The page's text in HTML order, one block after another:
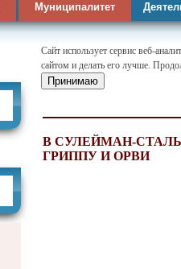
Муниципалитет
Сайт использует сервис веб-
сайтом и делать его лучше.
Принимаю
В СУЛЕЙМАН-
ГРИППУ И ОРВИ